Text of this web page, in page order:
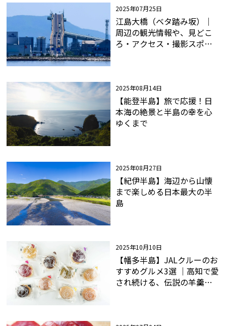
2025年07月25日
江島大橋（ベタ踏み坂）｜
周辺の観光情報や、見どこ
ろ・アクセス・撮影スポッ
2025年08月14日
【能登半島】旅で応援！日
本海の絶景と半島の幸を心
ゆくまで
2025年08月27日
【紀伊半島】海辺から山懐
まで楽しめる日本最大の半
島
2025年10月10日
【幡多半島】JALクルーのお
すすめグルメ3選 ｜高知で愛
され続ける、伝説の羊羹ぱ